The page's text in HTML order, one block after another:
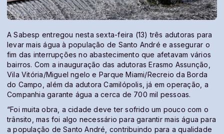
A Sabesp entregou nesta sexta-feira (13) três adutoras para
levar mais água à população de Santo André e assegurar o
fim das interrupções no abastecimento que afetavam vários
bairros. Com a inauguração das adutoras Erasmo Assunção,
Vila Vitória/Miguel ngelo e Parque Miami/Recreio da Borda
do Campo, além da adutora Camilópolis, já em operação, a
Companhia garante água a cerca de 700 mil pessoas.
“Foi muita obra, a cidade deve ter sofrido um pouco com o
trânsito, mas foi algo necessário para garantir mais água para
a população de Santo André, contribuindo para a qualidade